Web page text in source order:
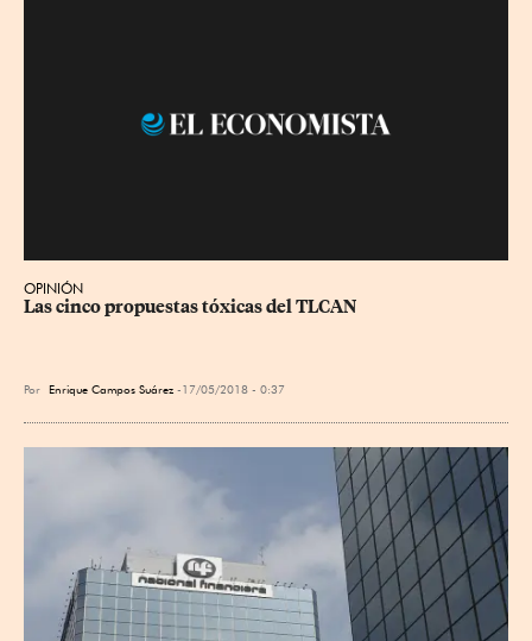
OPINIÓN
Las cinco propuestas tóxicas del TLCAN
Por Enrique Campos Suárez 17/05/2018 - 0:37